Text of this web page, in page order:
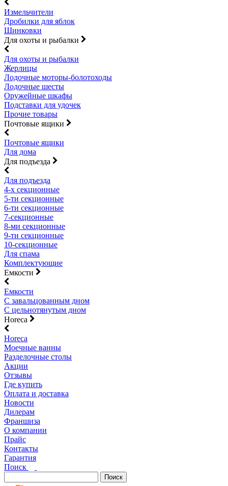
Измельчители
Дробилки для яблок
Шинковки
Для охоты и рыбалки
Для охоты и рыбалки
Жерлицы
Лодочные моторы-болотоходы
Лодочные шесты
Оружейные шкафы
Подставки для удочек
Прочие товары
Почтовые ящики
Почтовые ящики
Для дома
Для подъезда
Для подъезда
4-х секционные
5-ти секционные
6-ти секционные
7-секционные
8-ми секционные
9-ти секционные
10-секционные
Для спама
Комплектующие
Емкости
Емкости
С завальцованным дном
С цельнотянутым дном
Horeca
Horeca
Моечные ванны
Разделочные столы
Акции
Отзывы
Где купить
Оплата и доставка
Новости
Дилерам
Франшиза
О компании
Прайс
Контакты
Гарантия
Поиск
Поиск